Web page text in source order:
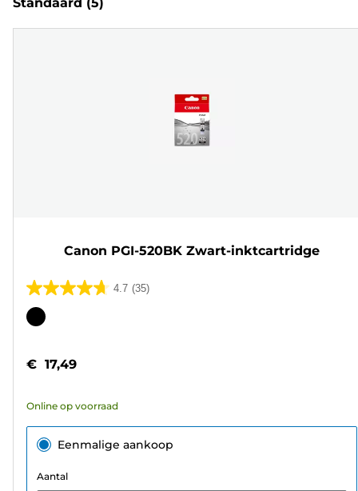
Canon PGI-520BK Zwart-inktcartridge
4.7 (35)
4.7
van
sterren.
beoordelingen
Kleurencartridge
€ 17,49
Online op voorraad
Eenmalige aankoop
Aantal